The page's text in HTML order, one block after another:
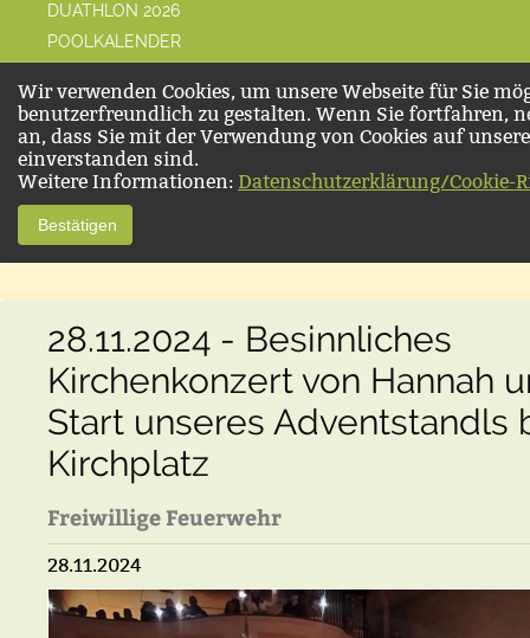
DUATHLON 2026
POOLKALENDER
Wir verwenden Cookies, um unsere Webseite für Sie
benutzerfreundlich zu gestalten. Wenn Sie fortfahren,
an, dass Sie mit der Verwendung von Cookies auf
einverstanden sind.
Weitere Informationen: Datenschutzerklärung/Cookie-
Bestätigen
28.11.2024 - Besinnliches
Kirchenkonzert von Hannah
Start unseres Adventstandls
Kirchplatz
Freiwillige Feuerwehr
28.11.2024